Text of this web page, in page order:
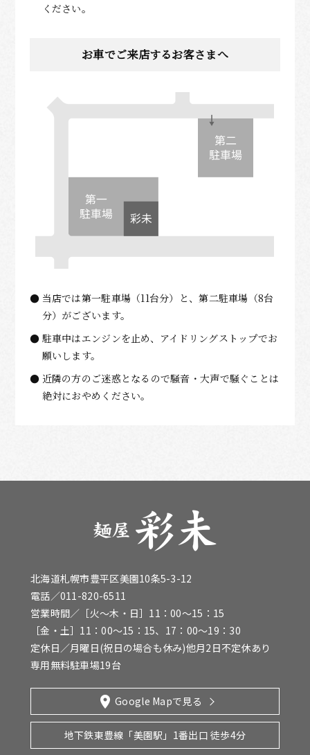
ください。
お車でご来店するお客さまへ
当店では第一駐車場（11台分）と、第二駐車場（8台
分）がございます。
駐車中はエンジンを止め、アイドリングストップでお
願いします。
近隣の方のご迷惑となるので騒音・大声で騒ぐことは
絶対におやめください。
北海道札幌市豊平区美園10条5-3-12
電話／011-820-6511
営業時間／［火〜木・日］11：00～15：15
［金・土］11：00～15：15、17：00～19：30
定休日／月曜日(祝日の場合も休み)他月2日不定休あり
専用無料駐車場19台
Google Mapで見る
地下鉄東豊線「美園駅」 1番出口 徒歩4分